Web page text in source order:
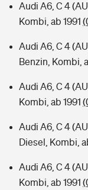
Audi A6, C 4
Kombi, ab 1991
Audi A6, C 4
Benzin, Kombi,
Audi A6, C 4
Kombi, ab 1991
Audi A6, C 4
Diesel, Kombi,
Audi A6, C 4
Kombi, ab 1991